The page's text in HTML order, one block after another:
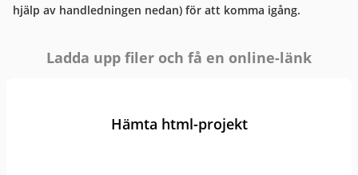
hjälp av handledningen nedan) för att komma igång.
Ladda upp filer och få en online-länk
Hämta html-projekt